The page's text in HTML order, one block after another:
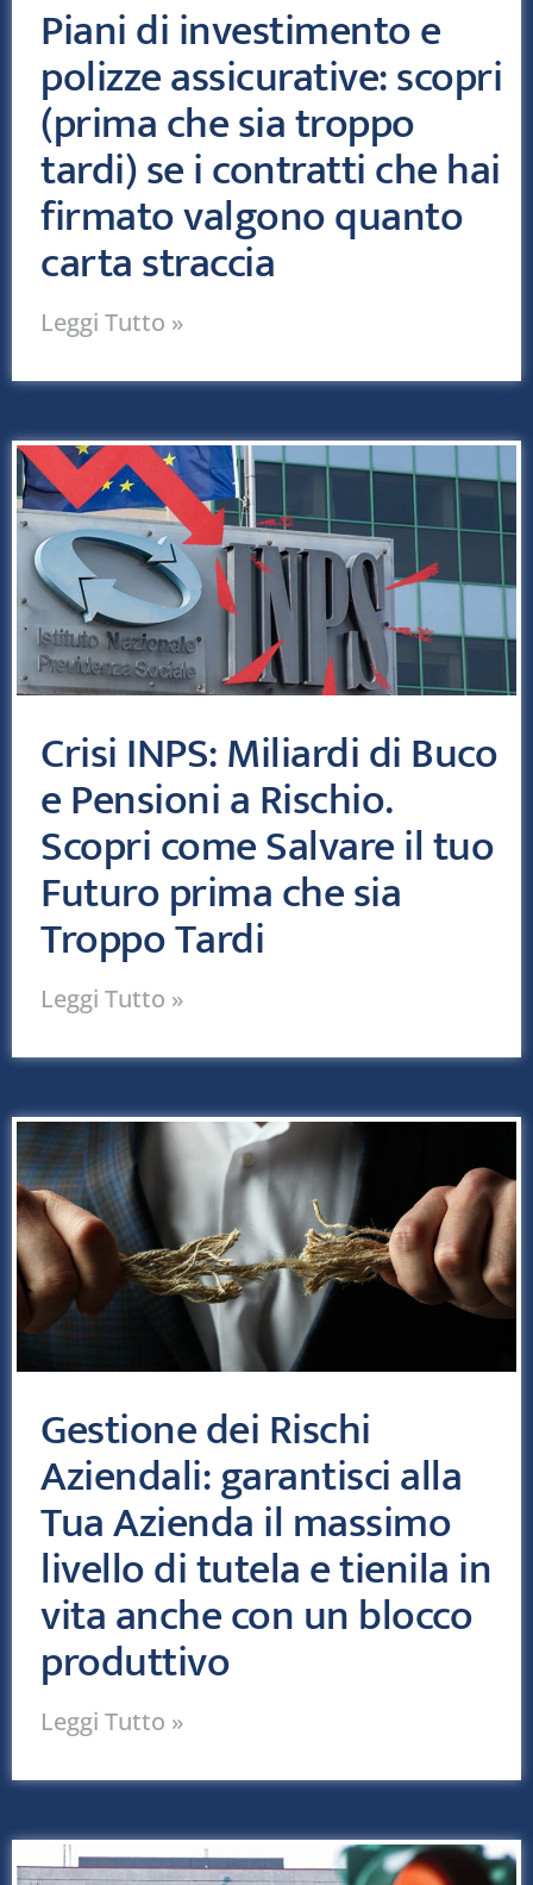
Piani di investimento e
polizze assicurative: scopri
(prima che sia troppo
tardi) se i contratti che hai
firmato valgono quanto
carta straccia
Leggi Tutto »
Crisi INPS: Miliardi di Buco
e Pensioni a Rischio.
Scopri come Salvare il tuo
Futuro prima che sia
Troppo Tardi
Leggi Tutto »
Gestione dei Rischi
Aziendali: garantisci alla
Tua Azienda il massimo
livello di tutela e tienila in
vita anche con un blocco
produttivo
Leggi Tutto »